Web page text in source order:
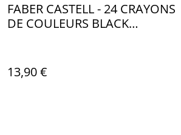
FABER CASTELL - 24 CRAYONS
DE COULEURS BLACK
13,90 €